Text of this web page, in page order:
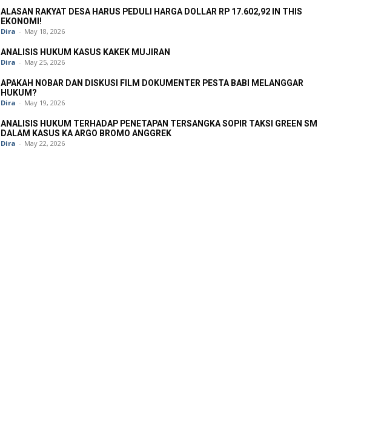
ALASAN RAKYAT DESA HARUS PEDULI HARGA DOLLAR RP 17.602,92 IN THIS
EKONOMI!
Dira - May 18, 2026
ANALISIS HUKUM KASUS KAKEK MUJIRAN
Dira - May 25, 2026
APAKAH NOBAR DAN DISKUSI FILM DOKUMENTER PESTA BABI MELANGGAR
HUKUM?
Dira - May 19, 2026
ANALISIS HUKUM TERHADAP PENETAPAN TERSANGKA SOPIR TAKSI GREEN SM
DALAM KASUS KA ARGO BROMO ANGGREK
Dira - May 22, 2026